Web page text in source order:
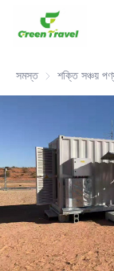
সমস্ত শক্তি সঞ্চয়
পণ্য
আমাদের সম্পর্কে
সংবাদ এবং